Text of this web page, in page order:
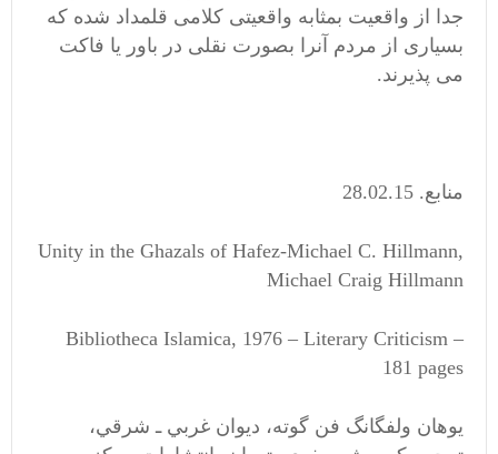
جدا از واقعیت بمثابه واقعیتی کلامی قلمداد شده که
بسیاری از مردم آنرا بصورت نقلی در باور یا فاکت
می پذیرند.
منابع. ‏15‏.02‏.28
Unity in the Ghazals of Hafez-Michael C. Hillmann,
Michael Craig Hillmann
Bibliotheca Islamica, 1976 – Literary Criticism –
181 pages
يوهان ولفگانگ فن گوته، ديوان غربي ـ‌ شرقي،